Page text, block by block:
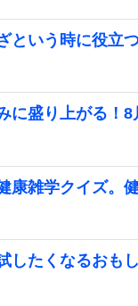
という時に役立
に盛り上がる！
康雑学クイズ。
したくなるおも